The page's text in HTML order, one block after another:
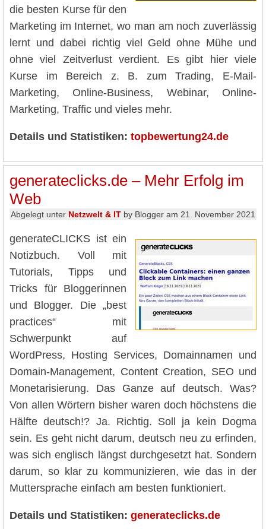
die besten Kurse für den
Marketing im Internet, wo man am noch zuverlässig
lernt und dabei richtig viel Geld ohne Mühe und
ohne viel Zeitverlust verdient. Es gibt hier viele
Kurse im Bereich z. B. zum Trading, E-Mail-
Marketing, Online-Business, Webinar, Online-
Marketing, Traffic und vieles mehr.
Details und Statistiken: topbewertung24.de
generateclicks.de – Mehr Erfolg im
Web
Abgelegt unter Netzwelt & IT by Blogger am 21. November 2021
generateCLICKS ist ein
Notizbuch. Voll mit
Tutorials, Tipps und
Tricks für Bloggerinnen
und Blogger. Die „best
practices“ mit
Schwerpunkt auf
WordPress, Hosting Services, Domainnamen und
Domain-Management, Content Creation, SEO und
Monetarisierung. Das Ganze auf deutsch. Was?
Von allen Wörtern bisher waren doch höchstens die
Hälfte deutsch!? Ja. Richtig. Soll ja kein Dogma
sein. Es geht nicht darum, deutsch neu zu erfinden,
was sich englisch längst durchgesetzt hat. Sondern
darum, so klar zu kommunizieren, wie das in der
Muttersprache einfach am besten funktioniert.
Details und Statistiken: generateclicks.de